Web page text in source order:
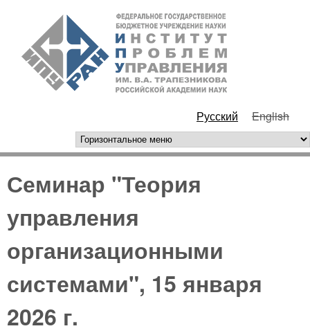
Перейти к основному
содержанию
РАН
Русский English
горизонтальное меню
Семинар "Теория
управления
организационными
системами", 15 января
2026 г.